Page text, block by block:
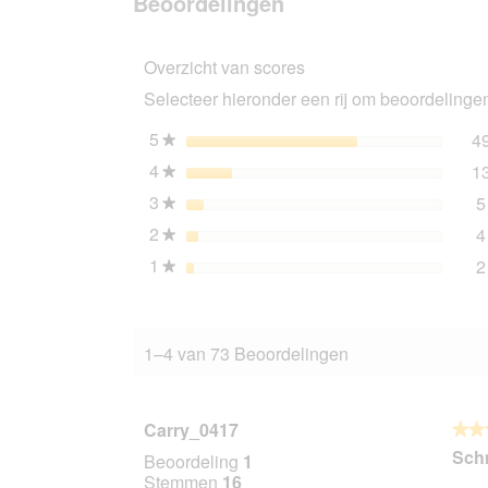
PREMIERE
Zalm
g
Overzicht van scores
Selecteer hieronder een rij om
5★ sterren
4★ sterren
3★ sterren 5
2★ sterren 4
1★ sterren 2
1–4 van 73 Beoordelingen
Carry_0417
Beoordeling 1
Stemmen 16
3